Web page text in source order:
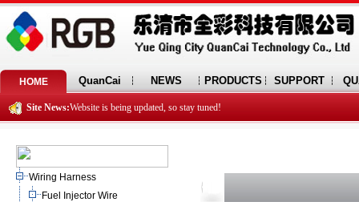
HOME QuanCai NEWS PRODUCTS SUPPORT
Site News:Website is being updated, so stay tuned!
Wiring Harness
Fuel Injector Wire